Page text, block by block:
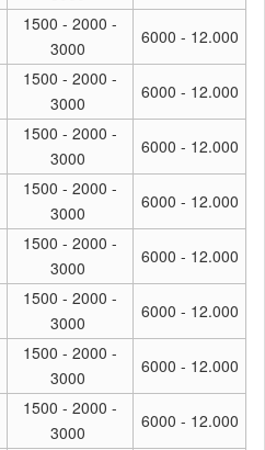
1500 - 2000 -
3000
6000 - 12.000
1500 - 2000 -
3000
6000 - 12.000
1500 - 2000 -
3000
6000 - 12.000
1500 - 2000 -
3000
6000 - 12.000
1500 - 2000 -
3000
6000 - 12.000
1500 - 2000 -
3000
6000 - 12.000
1500 - 2000 -
3000
6000 - 12.000
1500 - 2000 -
3000
6000 - 12.000